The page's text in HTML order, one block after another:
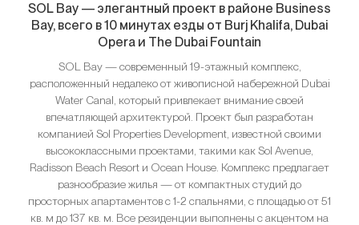
SOL Bay — элегантный проект в районе Business
Bay, всего в 10 минутах езды от Burj Khalifa, Dubai
Opera и The Dubai Fountain
SOL Bay — современный 19-этажный комплекс,
расположенный недалеко от живописной набережной Dubai
Water Canal, который привлекает внимание своей
впечатляющей архитектурой. Проект был разработан
компанией Sol Properties Development, известной своими
высококлассными проектами, такими как Sol Avenue,
Radisson Beach Resort и Ocean House. Комплекс предлагает
разнообразие жилья — от компактных студий до
просторных апартаментов с 1-2 спальнями, с площадью от 51
кв. м до 137 кв. м. Все резиденции выполнены с акцентом на